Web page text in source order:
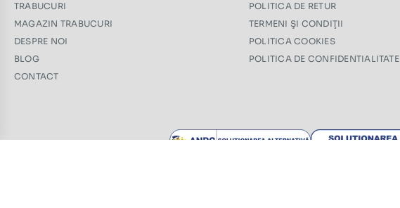
TRABUCURI
MAGAZIN TRABUCURI
DESPRE NOI
BLOG
CONTACT
POLITICA DE RETUR
TERMENI ŞI CONDIŢII
POLITICA COOKIES
POLITICA DE CONFIDENTIALITATE